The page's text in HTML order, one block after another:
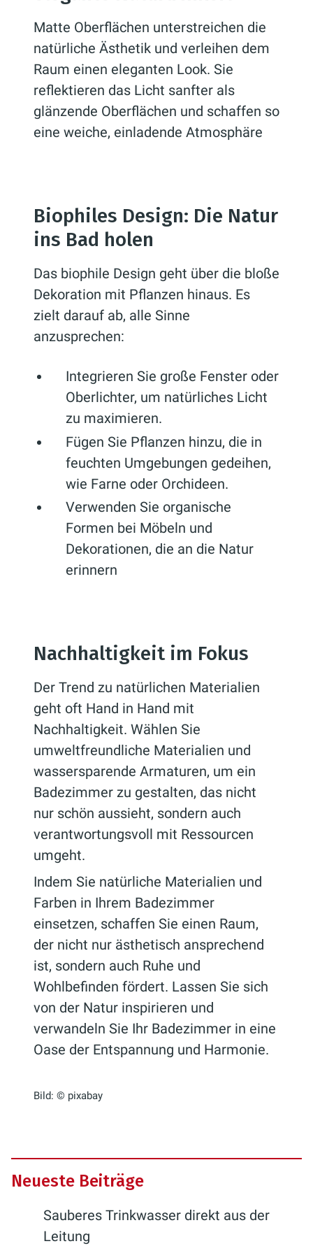
Farben oder sogar Armaturen
wie Waschbecken und
Badewannen.
Matte Oberflächen unterstreichen die
natürliche Ästhetik und verleihen dem
Raum einen eleganten Look. Sie
reflektieren das Licht sanfter als
glänzende Oberflächen und schaffen so
eine weiche, einladende Atmosphäre
Biophiles Design: Die Natur
ins Bad holen
Das biophile Design geht über die bloße
Dekoration mit Pflanzen hinaus. Es
zielt darauf ab, alle Sinne
anzusprechen:
Integrieren Sie große Fenster oder
Oberlichter, um natürliches Licht
zu maximieren.
Fügen Sie Pflanzen hinzu, die in
feuchten Umgebungen gedeihen,
wie Farne oder Orchideen.
Verwenden Sie organische
Formen bei Möbeln und
Dekorationen, die an die Natur
erinnern
Nachhaltigkeit im Fokus
Der Trend zu natürlichen Materialien
geht oft Hand in Hand mit
Nachhaltigkeit. Wählen Sie
umweltfreundliche Materialien und
wassersparende Armaturen, um ein
Badezimmer zu gestalten, das nicht
nur schön aussieht, sondern auch
verantwortungsvoll mit Ressourcen
umgeht.
Indem Sie natürliche Materialien und
Farben in Ihrem Badezimmer
einsetzen, schaffen Sie einen Raum,
der nicht nur ästhetisch ansprechend
ist, sondern auch Ruhe und
Wohlbefinden fördert. Lassen Sie sich
von der Natur inspirieren und
verwandeln Sie Ihr Badezimmer in eine
Oase der Entspannung und Harmonie.
Bild: © pixabay
Neueste Beiträge
Sauberes Trinkwasser direkt aus der
Leitung